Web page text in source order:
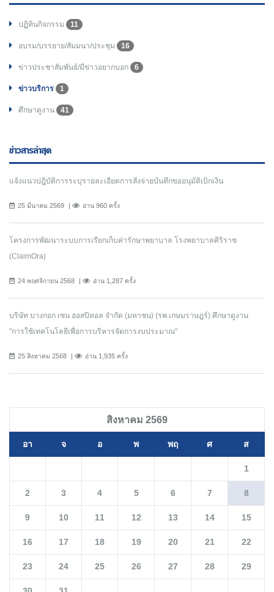
ปฏิทินกิจกรรม 11
อบรม/บรรยาย/สัมมนา/ประชุม 16
ข่าวประชาสัมพันธ์/มีข่าวอยากบอก 6
ข่าวบริการ 1
ศึกษาดูงาน 41
ข่าวสารล่าสุด
แจ้งแนวปฎิบัติการระบุรายละเอียดการสั่งจ่ายบันทึกขออนุมัติเบิกเงิน
25 มีนาคม 2569 อ่าน 960 ครั้ง
โครงการพัฒนาระบบการเรียกเก็บค่ารักษาพยาบาล โรงพยาบาลศิริราช
(ClaimOra)
24 พฤศจิกายน 2568 อ่าน 1,287 ครั้ง
บริษัท บางกอก เซน ฮอสปิทอล จำกัด (มหาชน) (รพ.เกษมราษฎร์) ศึกษาดูงาน
"การใช้เทคโนโลยีเพื่อการบริหารจัดการงบประมาณ"
25 สิงหาคม 2568 อ่าน 1,935 ครั้ง
สิงหาคม 2569
อา จ อ พ พฤ ศ ส
1
2 3 4 5 6 7 8
9 10 11 12 13 14 15
16 17 18 19 20 21 22
23 24 25 26 27 28 29